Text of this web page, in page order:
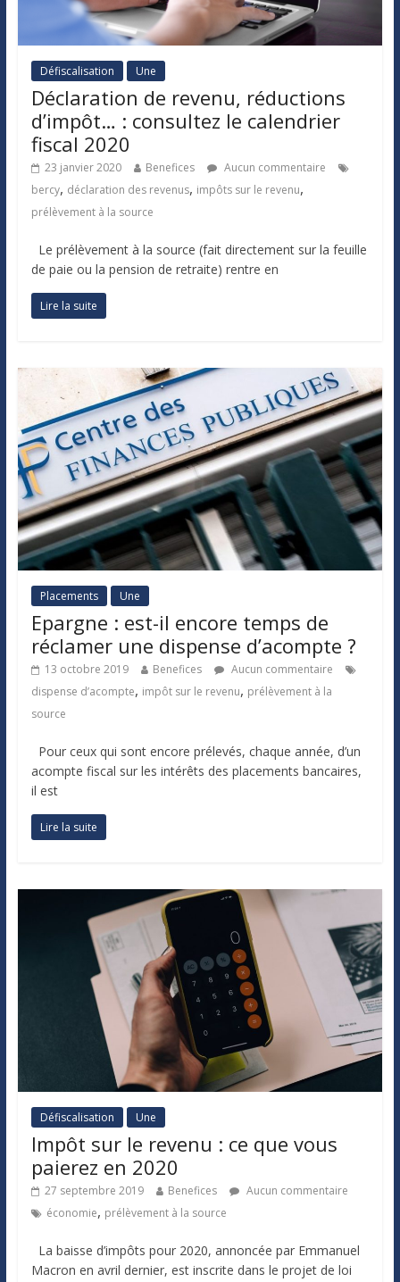
Défiscalisation Une
Déclaration de revenu, réductions
d’impôt… : consultez le calendrier
fiscal 2020
23 janvier 2020 Benefices
Aucun commentaire
bercy, déclaration des revenus, impôts sur le revenu,
prélèvement à la source
Le prélèvement à la source (fait directement sur la feuille
de paie ou la pension de retraite) rentre en
Lire la suite
Placements Une
Epargne : est-il encore temps de
réclamer une dispense d’acompte ?
13 octobre 2019 Benefices
Aucun commentaire
dispense d’acompte, impôt sur le revenu, prélèvement à la
source
Pour ceux qui sont encore prélevés, chaque année, d’un
acompte fiscal sur les intérêts des placements bancaires,
il est
Lire la suite
Défiscalisation Une
Impôt sur le revenu : ce que vous
paierez en 2020
27 septembre 2019 Benefices
Aucun commentaire
économie, prélèvement à la source
La baisse d’impôts pour 2020, annoncée par Emmanuel
Macron en avril dernier, est inscrite dans le projet de loi